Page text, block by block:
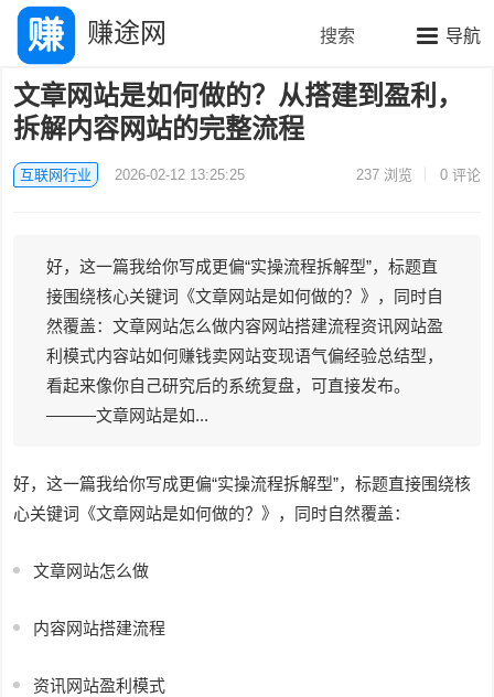
赚途网 导航
搜索
文章网站是如何做的？从搭建到盈利，
拆解内容网站的完整流程
互联网行业 2026-02-12 13:25:25 237浏览 0 评论
好，这一篇我给你写成更偏“实操流程拆解型”，标题直
接围绕核心关键词《文章网站是如何做的？》，同时自
然覆盖：文章网站怎么做内容网站搭建流程资讯网站盈
利模式内容站如何赚钱卖网站变现语气偏经验总结型，
看起来像你自己研究后的系统复盘，可直接发布。
———文章网站是如...
好，这一篇我给你写成更偏“实操流程拆解型”，标题直接围绕核
心关键词《文章网站是如何做的？》，同时自然覆盖：
文章网站怎么做
内容网站搭建流程
资讯网站盈利模式